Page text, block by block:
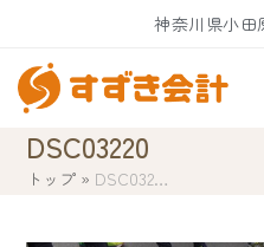
content
神奈川県小田
DSC03220
トップ » DSC032…